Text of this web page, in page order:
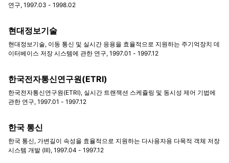
연구, 1997.03 - 1998.02
현대정보기술
현대정보기술, 이동 통신 및 실시간 응용을 효율적으로 지원하는 주기억장치 데
이터베이스 저장 시스템에 관한 연구, 1997.01 - 1997.12
한국전자통신연구원(ETRI)
한국전자통신연구원(ETRI), 실시간 트랜잭션 스케쥴링 및 동시성 제어 기법에
관한 연구, 1997.01 - 1997.12
한국 통신
한국 통신, 가변길이 속성을 효율적으로 지원하는 다사용자용 다목적 객체 저장
시스템 개발 (III), 1997.04 - 1997.12